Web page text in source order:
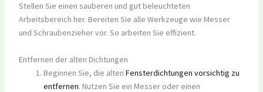
Stellen Sie einen sauberen und gut beleuchteten
Arbeitsbereich her. Bereiten Sie alle Werkzeuge wie Messer
und Schraubenzieher vor. So arbeiten Sie effizient.
Entfernen der alten Dichtungen
Beginnen Sie, die alten Fensterdichtungen vorsichtig zu
entfernen. Nutzen Sie ein Messer oder einen